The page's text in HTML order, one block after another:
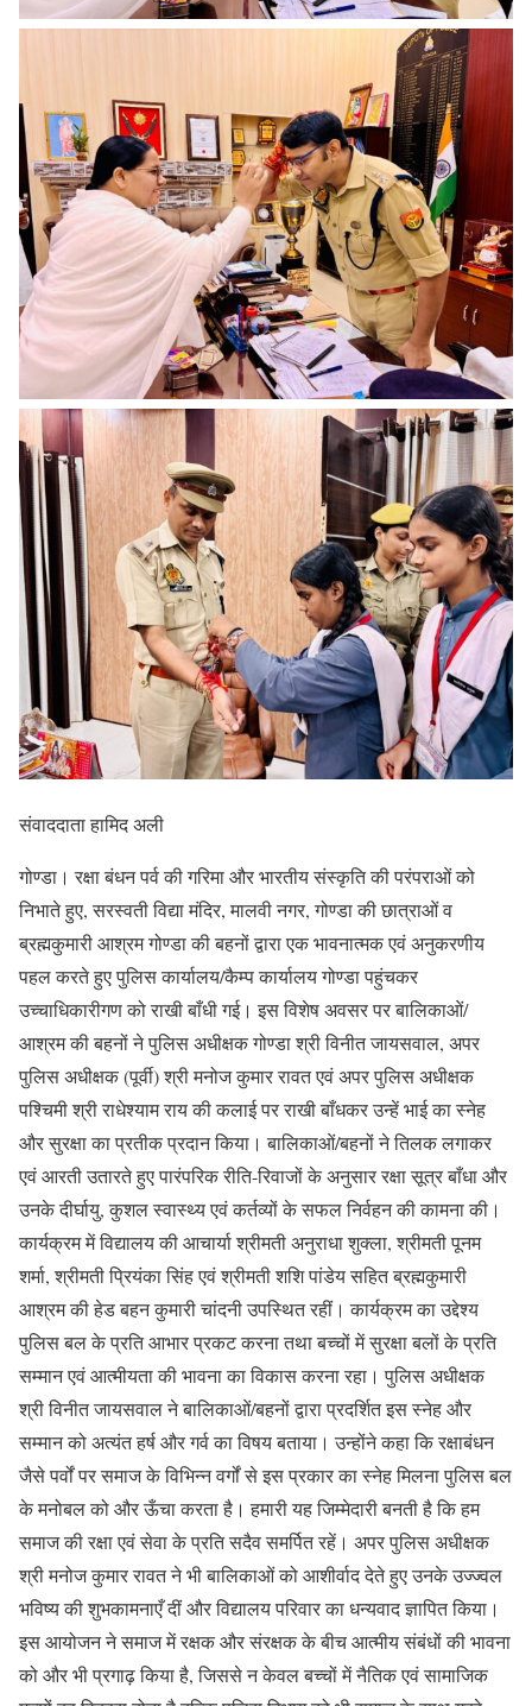
संवाददाता हामिद अली
गोण्डा। रक्षा बंधन पर्व की गरिमा और भारतीय संस्कृति की परंपराओं को
निभाते हुए, सरस्वती विद्या मंदिर, मालवी नगर, गोण्डा की छात्राओं व
ब्रह्मकुमारी आश्रम गोण्डा की बहनों द्वारा एक भावनात्मक एवं अनुकरणीय
पहल करते हुए पुलिस कार्यालय/कैम्प कार्यालय गोण्डा पहुंचकर
उच्चाधिकारीगण को राखी बाँधी गई। इस विशेष अवसर पर बालिकाओं/
आश्रम की बहनों ने पुलिस अधीक्षक गोण्डा श्री विनीत जायसवाल, अपर
पुलिस अधीक्षक (पूर्वी) श्री मनोज कुमार रावत एवं अपर पुलिस अधीक्षक
पश्चिमी श्री राधेश्याम राय की कलाई पर राखी बाँधकर उन्हें भाई का स्नेह
और सुरक्षा का प्रतीक प्रदान किया। बालिकाओं/बहनों ने तिलक लगाकर
एवं आरती उतारते हुए पारंपरिक रीति-रिवाजों के अनुसार रक्षा सूत्र बाँधा और
उनके दीर्घायु, कुशल स्वास्थ्य एवं कर्तव्यों के सफल निर्वहन की कामना की।
कार्यक्रम में विद्यालय की आचार्या श्रीमती अनुराधा शुक्ला, श्रीमती पूनम
शर्मा, श्रीमती प्रियंका सिंह एवं श्रीमती शशि पांडेय सहित ब्रह्मकुमारी
आश्रम की हेड बहन कुमारी चांदनी उपस्थित रहीं। कार्यक्रम का उद्देश्य
पुलिस बल के प्रति आभार प्रकट करना तथा बच्चों में सुरक्षा बलों के प्रति
सम्मान एवं आत्मीयता की भावना का विकास करना रहा। पुलिस अधीक्षक
श्री विनीत जायसवाल ने बालिकाओं/बहनों द्वारा प्रदर्शित इस स्नेह और
सम्मान को अत्यंत हर्ष और गर्व का विषय बताया। उन्होंने कहा कि रक्षाबंधन
जैसे पर्वों पर समाज के विभिन्न वर्गों से इस प्रकार का स्नेह मिलना पुलिस बल
के मनोबल को और ऊँचा करता है। हमारी यह जिम्मेदारी बनती है कि हम
समाज की रक्षा एवं सेवा के प्रति सदैव समर्पित रहें। अपर पुलिस अधीक्षक
श्री मनोज कुमार रावत ने भी बालिकाओं को आशीर्वाद देते हुए उनके उज्ज्वल
भविष्य की शुभकामनाएँ दीं और विद्यालय परिवार का धन्यवाद ज्ञापित किया।
इस आयोजन ने समाज में रक्षक और संरक्षक के बीच आत्मीय संबंधों की भावना
को और भी प्रगाढ़ किया है, जिससे न केवल बच्चों में नैतिक एवं सामाजिक